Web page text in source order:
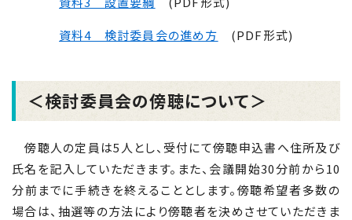
資料4 検討委員会の進め方 (PDF形式)
＜検討委員会の傍聴について＞
傍聴人の定員は5人とし、受付にて傍聴申込書へ住所及び
氏名を記入していただきます。また、会議開始30分前から10
分前までに手続きを終えることとします。傍聴希望者多数の
場合は、抽選等の方法により傍聴者を決めさせていただきま